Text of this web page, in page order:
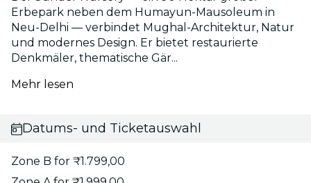
Erbepark neben dem Humayun-Mausoleum in
Neu-Delhi — verbindet Mughal-Architektur, Natur
und modernes Design. Er bietet restaurierte
Denkmäler, thematische Gär...
Mehr lesen
Datums- und Ticketauswahl
Zone B for ₹1.799,00